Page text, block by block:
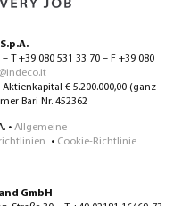
T +39 080 531 33 70 – F +39 080
€ 5.200.000,00 (ganz
Bari Nr. 452362
• Allgemeine
• Cookie-Richtlinie
GmbH